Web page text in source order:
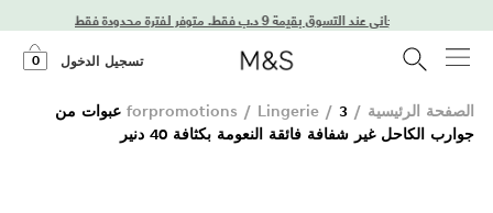
تسجيل الدخول 0
الصفحة الرئيسية /
forpromotions / Lingerie /
3 عبوات من
جوارب الكاحل غير شفافة فائقة النعومة بكثافة 40 دنير